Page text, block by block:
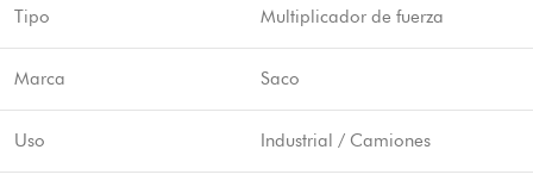
Tipo Multiplicador de fuerza
Marca Saco
Uso Industrial / Camiones